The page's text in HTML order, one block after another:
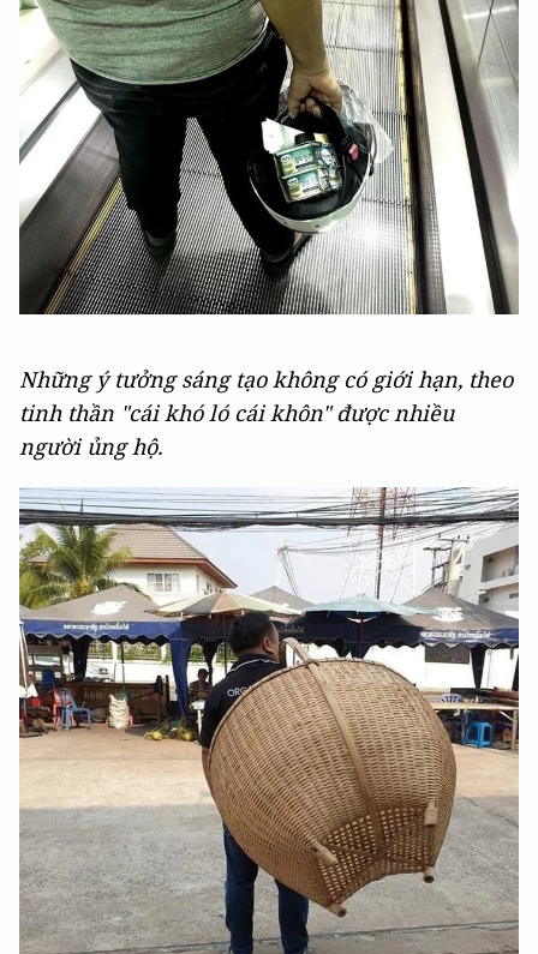
Những ý tưởng sáng tạo không có giới hạn, theo
tinh thần "cái khó ló cái khôn" được nhiều
người ủng hộ.